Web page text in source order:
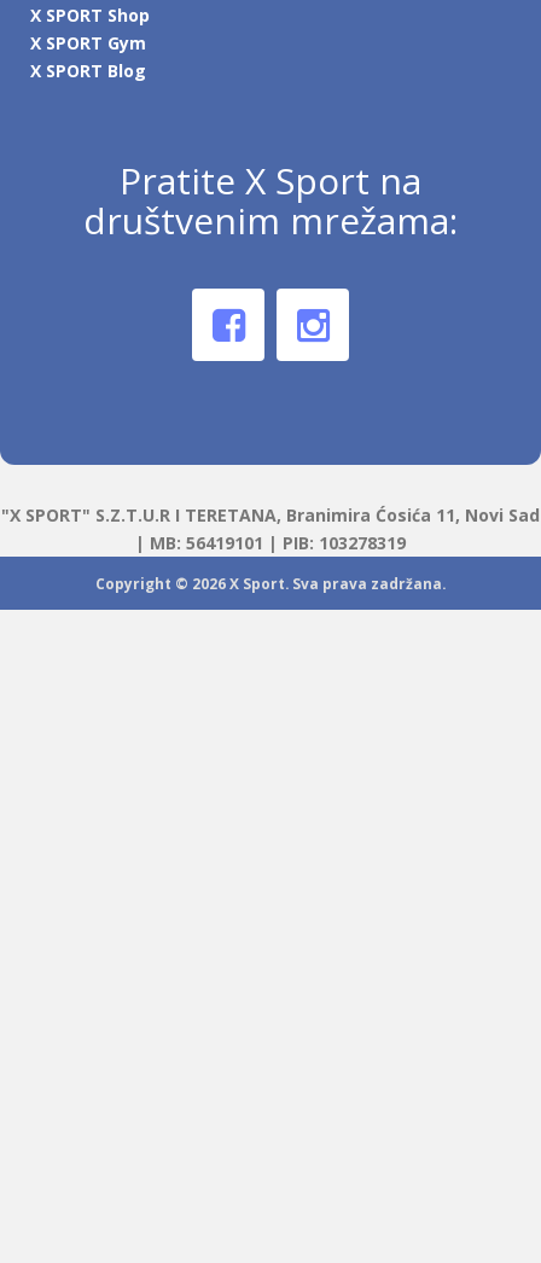
X SPORT Shop
X SPORT Gym
X SPORT Blog
Pratite X Sport na
društvenim mrežama:
"X SPORT" S.Z.T.U.R I TERETANA, Branimira Ćosića 11, Novi Sad
| MB: 56419101 | PIB: 103278319
Copyright © 2026X Sport. Sva prava zadržana.